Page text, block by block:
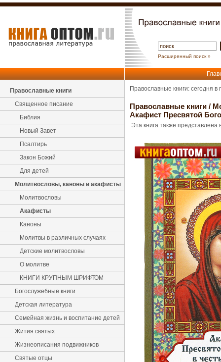
Расширенный поиск »
Православные книги
Священное писание
Библия
Новый Завет
Псалтирь
Закон Божий
Для детей
Молитвословы, каноны и акафисты
Молитвословы
Акафисты
Каноны
Молитвы в различных случаях
Детские молитвословы
О молитве
КНИГИ КРУПНЫМ ШРИФТОМ
Богослужебные книги
Детская литература
Семейная жизнь и воспитание детей
Жития святых
Жизнеописания подвижников
Святые отцы
Православные книги: сегодня
Православные книги /
Акафист Пресвятой
Эта книга также представлена